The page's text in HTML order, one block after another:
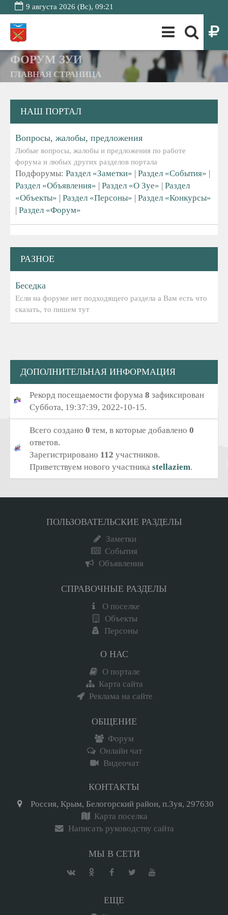
9 августа 2026 (Вс), 09:21
ФОРУМ ЗУИ
ГЛАВНАЯ СТРАНИЦА
НАШ ПОРТАЛ
Вопросы, жалобы, предложения
Любые вопросы, жалобы и предложения по работе
форума и любых других разделов портала
Подфорумы: Раздел «Заметки» Раздел «События»
Раздел «Объявления»
Раздел «О Зуе»
Раздел
«Объекты»
Раздел «Персоны»
Раздел «Конкурсы»
Раздел «Форум»
РАЗНОЕ
Беседка
Если на форуме нет подходящего раздела а Вам есть что
сказать, то пишем тут
ДОПОЛНИТЕЛЬНАЯ ИНФОРМАЦИЯ
Рекорд посещаемости форума 8 зафиксирован
Суббота, 19:37:39, 2022-10-15.
Всего создано 0 тем, в которые добавлено 0
ответов.
Зарегистрировано 112 участников.
Приветствуем нового участника stellaziem.
ПОЛЬЗОВАТЕЛЬСКИЕ РАЗДЕЛЫ
Заметки
События
Объявления
СПРАВОЧНЫЕ РАЗДЕЛЫ
О поселке
Объекты
Персоны
О НАС
О портале
Карта сайта
Реклама на сайте
ОБЩЕНИЕ
Форум
Онлайн чат
Видеочат
КОНТАКТЫ
Россия, Крым, Белогорский район, п.Зуя, 297630
Карта поселка
Написать руководству сайта
МЫ В СЕТИ
ЕЩЕ